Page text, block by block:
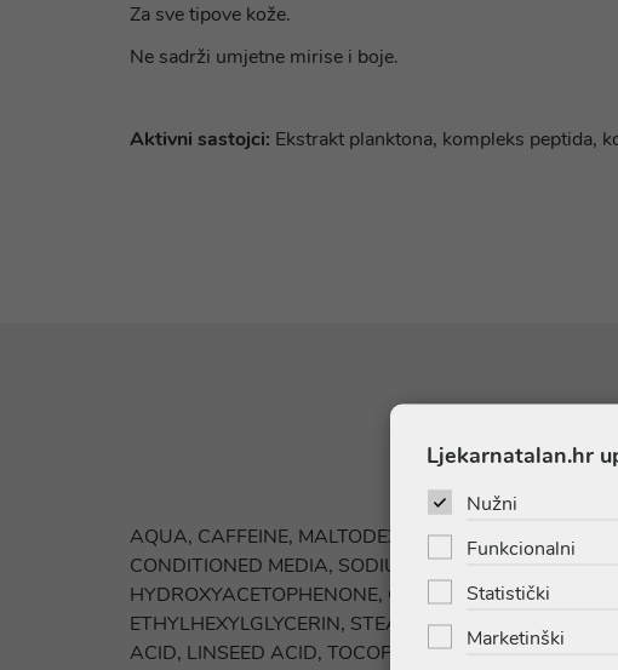
Za sve tipove kože.
Ne sadrži umjetne mirise i boje.
Aktivni sastojci: Ekstrakt planktona, kompleks peptida,
AQUA, CAFFEINE, MALTODEXTRIN, BUTYLENE
CONDITIONED MEDIA, SODIUM HYALURONATE,
HYDROXYACETOPHENONE, CARNITINE
ETHYLHEXYLGLYCERIN, STEARETH-20,
ACID, LINSEED ACID, TOCOPHEROL, HELIANTHUS
Ljekarnatalan.hr
Nužni
Funkcionalni
Statistički
Marketinški